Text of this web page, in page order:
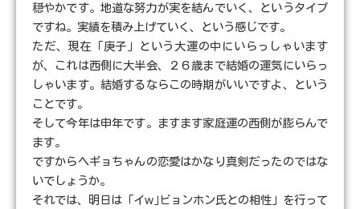
穏やかです。地道な努力が実を結んでいく、というタイプ
ですね。実績を積み上げていく、という感じです。
ただ、現在「庚子」という大運の中にいらっしゃいます
が、これは西側に大半会、２６歳まで結婚の運気にいらっ
しゃいます。結婚するならこの時期がいいですよ、という
ことです。
そして今年は申年です。ますます家庭運の西側が膨らんで
ます。
ですからヘギョちゃんの恋愛はかなり真剣だったのではな
いでしょうか。
それでは、明日は「イw｣ビョンホン氏との相性」を行って